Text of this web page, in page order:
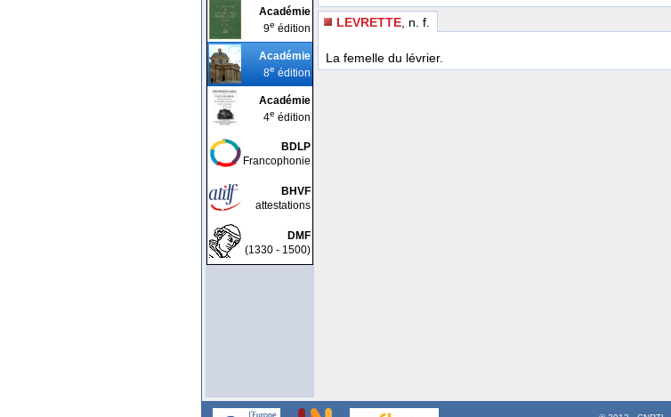
Académie
9e édition
Académie
8e édition
Académie
4e édition
BDLP
Francophonie
BHVF
attestations
DMF
(1330 - 1500)
LEVRETTE , n. f.
La femelle du lévrier.